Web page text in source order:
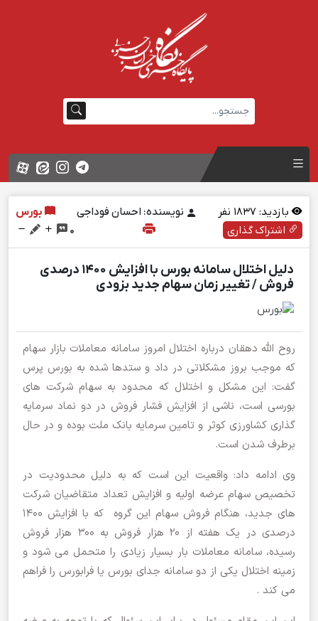
بازدید: نفر نویسنده: احسان فوداجی
بورس
اشتراک گذاری
0
دلیل اختلال سامانه بورس با افزایش 1400 درصدی
فروش / تغییر زمان سهام جدید بزودی
روح الله دهقان درباره اختلال امروز سامانه معاملات بازار سهام
که موجب بروز مشکلاتی در داد و ستدها شده به بورس پرس
گفت: این مشکل و اختلال که محدود به سهام شرکت های
بورسی است، ناشی از افزایش فشار فروش در دو نماد سرمایه
گذاری کشاورزی کوثر و تامین سرمایه بانک ملت بوده و در حال
برطرف شدن است.
وی ادامه داد: واقعیت این است که به دلیل محدودیت در
تخصیص سهام عرضه اولیه و افزایش تعداد متقاضیان شرکت
های جدید، هنگام فروش سهام این گروه که با افزایش 1400
درصدی در یک هفته از 20 هزار فروش به 300 هزار فروش
رسیده، سامانه معاملات بار بسیار زیادی را متحمل می شود و
زمینه اختلال یکی از دو سامانه جدای بورس یا فرابورس را فراهم
می کند .